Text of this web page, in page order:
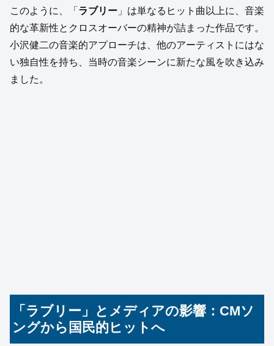
このように、「 ラブリー 」は単なるヒット曲以上に、音楽
的な革新性とクロスオーバーの精神が詰まった作品です。
小沢健二の音楽的アプローチは、他のアーティストにはな
い独自性を持ち、当時の音楽シーンに新たな風を吹き込み
ました。
「ラブリー」とメディアの影響：CMソ
ングから国民的ヒットへ